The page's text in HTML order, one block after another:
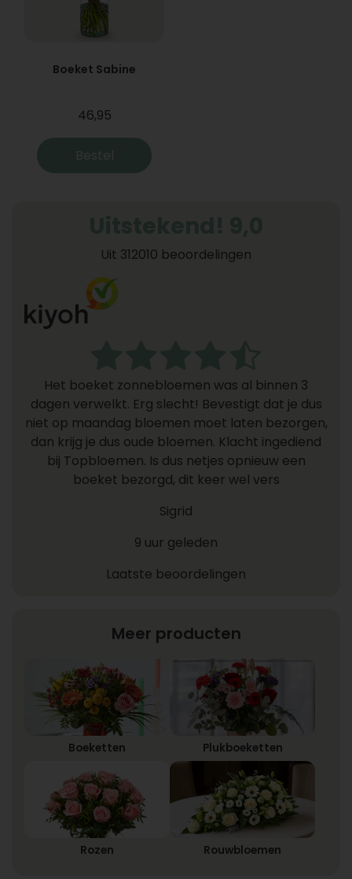
Boeket Sabine
46,95
Bestel
Uit 312010 beoordelingen
Het boeket zonnebloemen was al binnen 3
dagen verwelkt. Erg slecht! Bevestigt dat je dus
niet op maandag bloemen moet laten bezorgen,
dan krijg je dus oude bloemen. Klacht ingediend
bij Topbloemen. Is dus netjes opnieuw een
boeket bezorgd, dit keer wel vers
Sigrid
9 uur geleden
Laatste beoordelingen
Meer producten
Boeketten Plukboeketten
Rozen Rouwbloemen